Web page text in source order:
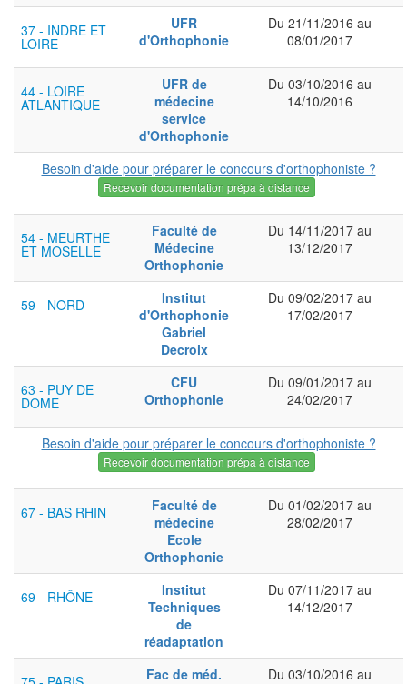
37 - INDRE ET
LOIRE
UFR
d'Orthophonie
Du 21/11/2016 au
08/01/2017
44 - LOIRE
ATLANTIQUE
UFR de
médecine
service
d'Orthophonie
Du 03/10/2016 au
14/10/2016
Besoin d'aide pour préparer le concours d'orthophoniste ?
Recevoir documentation prépa à distance
54 - MEURTHE
ET MOSELLE
Faculté de
Médecine
Orthophonie
Du 14/11/2017 au
13/12/2017
59 - NORD
Institut
d'Orthophonie
Gabriel
Decroix
Du 09/02/2017 au
17/02/2017
63 - PUY DE
DÔME
CFU
Orthophonie
Du 09/01/2017 au
24/02/2017
Besoin d'aide pour préparer le concours d'orthophoniste ?
Recevoir documentation prépa à distance
67 - BAS RHIN
Faculté de
médecine
Ecole
Orthophonie
Du 01/02/2017 au
28/02/2017
69 - RHÔNE
Institut
Techniques
de
réadaptation
Du 07/11/2017 au
14/12/2017
Fac de méd.
Du 03/10/2016 au